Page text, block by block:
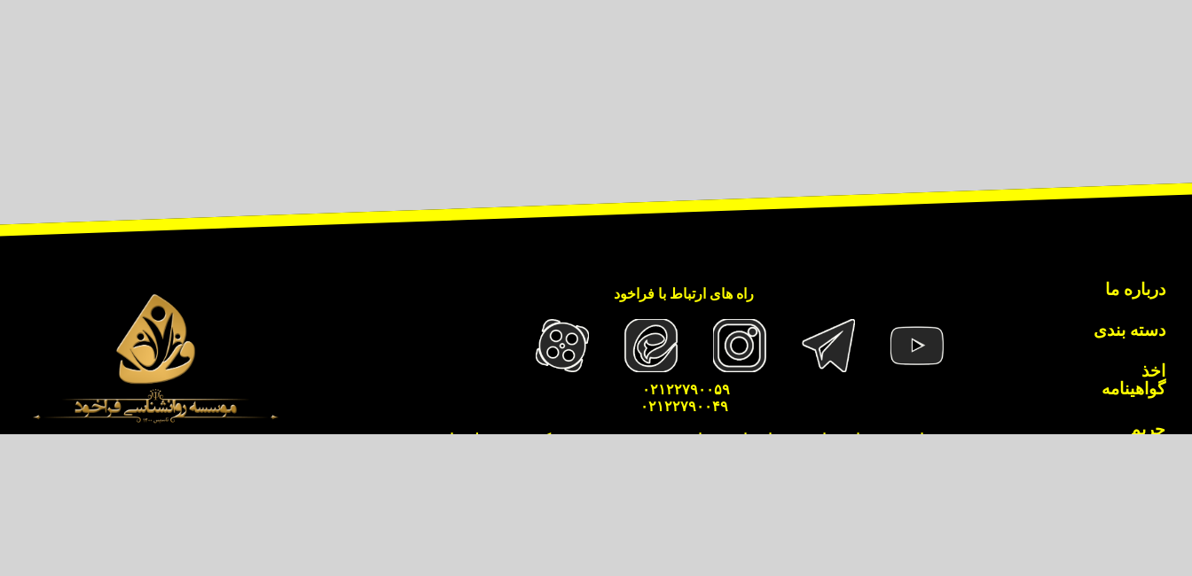
درباره ما
دسته بندی
اخذ
گواهینامه
حریم
راه های ارتباط با فراخود
۰۲۱۲۲۷۹۰۰۵۹
۰۲۱۲۲۷۹۰۰۴۹
تمامی حقوق این سایت به روانشناسی فراخود به سرپرستی مسعود کرم بخش تعلق دارد.